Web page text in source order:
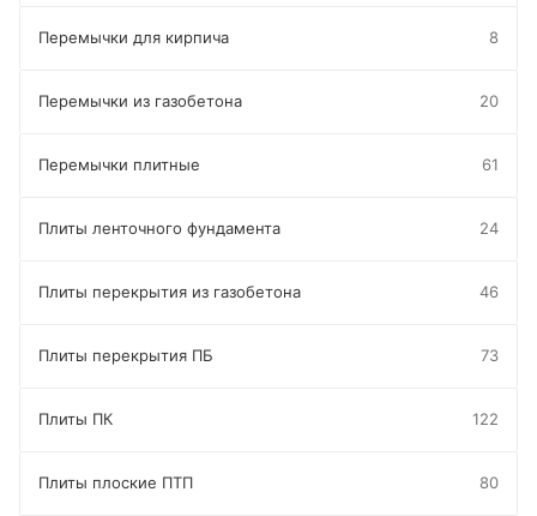
Перемычки для кирпича 8
Перемычки из газобетона 20
Перемычки плитные 61
Плиты ленточного фундамента 24
Плиты перекрытия из газобетона 46
Плиты перекрытия ПБ 73
Плиты ПК 122
Плиты плоские ПТП 80